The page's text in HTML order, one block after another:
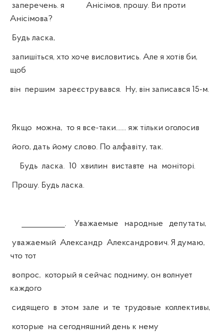
заперечень. я Анісімов, прошу. Ви проти
Анісімова?
Будь ласка,
запишіться, хто хоче висловитись. Але я хотів би,
щоб
він першим зареєструвався. Ну, він записався 15-м.
Якщо можна, то я все-таки....... яж тільки оголосив
його, дать йому слово. По алфавіту, так.
Будь ласка. 10 хвилин виставте на моніторі.
Прошу. Будь ласка.
___________. Уважаемые народные депутаты,
уважаемый Александр Александрович. Я думаю,
что тот
вопрос, который я сейчас подниму, он волнует
каждого
сидящего в этом зале и те трудовые коллективы,
которые на сегодняшний день к нему